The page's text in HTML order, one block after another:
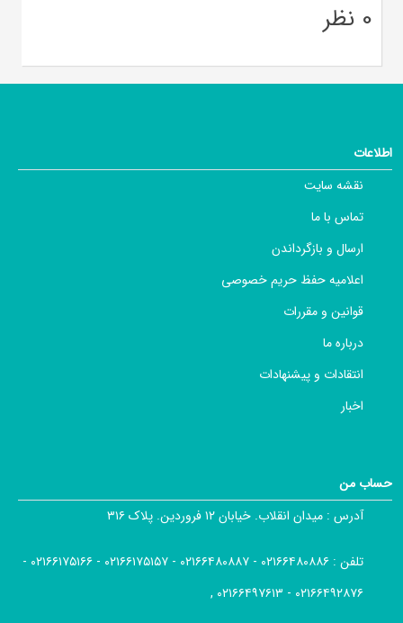
0 نظر
اطلاعات
نقشه سایت
تماس با ما
ارسال و بازگرداندن
اعلامیه حفظ حریم خصوصی
قوانین و مقررات
درباره ما
انتقادات و پیشنهادات
اخبار
حساب من
آدرس : میدان انقلاب. خیابان ۱۲ فروردین. پلاک ۳۱۶
تلفن :
۰۲۱۶۶۴۸۰۸۸۶ - ۰۲۱۶۶۴۸۰۸۸۷ - ۰۲۱۶۶۱۷۵۱۵۷ - ۰۲۱۶۶۱۷۵۱۶۶ -
۰۲۱۶۶۴۹۲۸۷۶ - ۰۲۱۶۶۴۹۷۶۱۳ ,